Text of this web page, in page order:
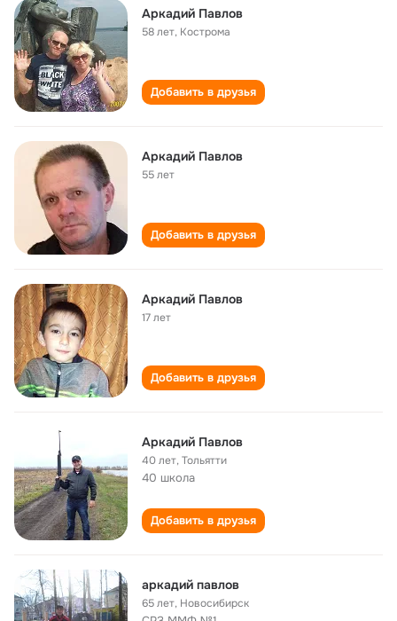
Аркадий Павлов
58 лет, Кострома
Добавить в друзья
Аркадий Павлов
55 лет
Добавить в друзья
Аркадий Павлов
17 лет
Добавить в друзья
Аркадий Павлов
40 лет,Тольятти
40 школа
Добавить в друзья
аркадий павлов
65 лет, Новосибирск